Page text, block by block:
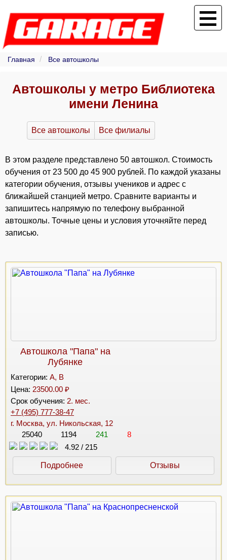
Главная Все автошколы
Автошколы у метро Библиотека
имени Ленина
Все автошколы Все филиалы
В этом разделе представлено 50 автошкол. Стоимость
обучения от 23 500 до 45 900 рублей. По каждой указаны
категории обучения, отзывы учеников и адрес с
ближайшей станцией метро. Сравните варианты и
запишитесь напрямую по телефону выбранной
автошколы. Точные цены и условия уточняйте перед
записью.
Автошкола "Папа" на
Лубянке
Категории: A, B
Цена: 23500.00 ₽
Срок обучения: 2. мес.
+7 (495) 777-38-47
г. Москва, ул. Никольская, 12
25040
1194 241
8
4.92 / 215
Подробнее Отзывы